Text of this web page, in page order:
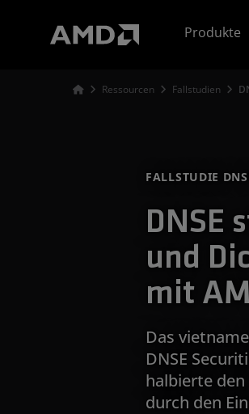
Produkte
Ressourcen Fallstudien
FALLSTUDIE
DNSE
und
mit
Das
DNSE
halbierte
durch den